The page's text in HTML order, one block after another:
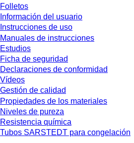
Folletos
Información del usuario
Instrucciones de uso
Manuales de instrucciones
Estudios
Ficha de seguridad
Declaraciones de conformidad
Vídeos
Gestión de calidad
Propiedades de los materiales
Niveles de pureza
Resistencia química
Tubos SARSTEDT para congelación